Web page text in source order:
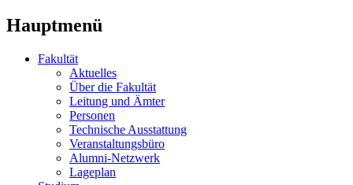
Hauptmenü
Fakultät
Aktuelles
Über die Fakultät
Leitung und Ämter
Personen
Technische Ausstattung
Veranstaltungsbüro
Alumni-Netzwerk
Lageplan